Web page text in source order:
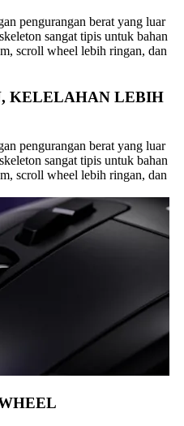
pengurangan berat yang luar
sangat tipis untuk bahan
scroll wheel lebih ringan, dan
KELELAHAN LEBIH
pengurangan berat yang luar
sangat tipis untuk bahan
scroll wheel lebih ringan, dan